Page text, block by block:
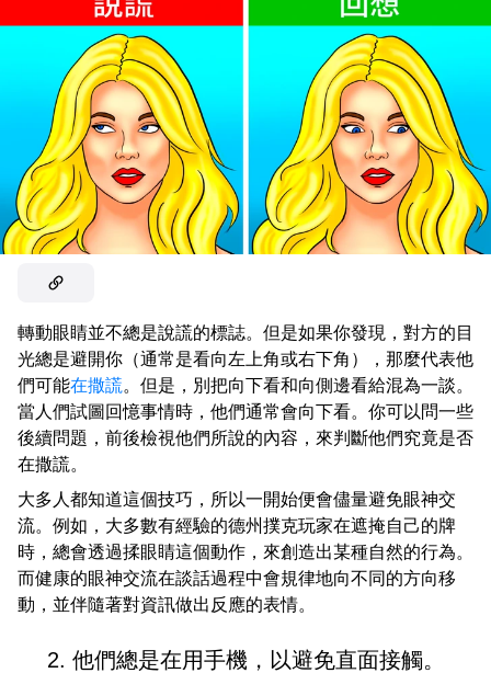
轉動眼睛並不總是說謊的標誌。但是如果你發現，對方的目
光總是避開你（通常是看向左上角或右下角），那麼代表他
們可能在撒謊。但是，別把向下看和向側邊看給混為一談。
當人們試圖回憶事情時，他們通常會向下看。你可以問一些
後續問題，前後檢視他們所說的內容，來判斷他們究竟是否
在撒謊。
大多人都知道這個技巧，所以一開始便會儘量避免眼神交
流。例如，大多數有經驗的德州撲克玩家在遮掩自己的牌
時，總會透過揉眼睛這個動作，來創造出某種自然的行為。
而健康的眼神交流在談話過程中會規律地向不同的方向移
動，並伴隨著對資訊做出反應的表情。
2. 他們總是在用手機，以避免直面接觸。